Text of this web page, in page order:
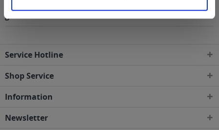
geliefert
Service Hotline
Shop Service
Information
Newsletter